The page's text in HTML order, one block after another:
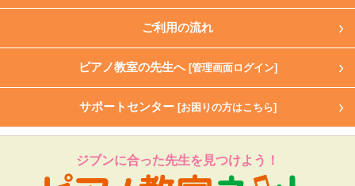
ご利用の流れ
ピアノ教室の先生へ [管理画面ログイン]
サポートセンター [お困りの方はこちら]
ジブンに合った先生を見つけよう！